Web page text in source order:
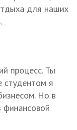
для наших
процесс. Ты
студентом я
Но в
финансовой